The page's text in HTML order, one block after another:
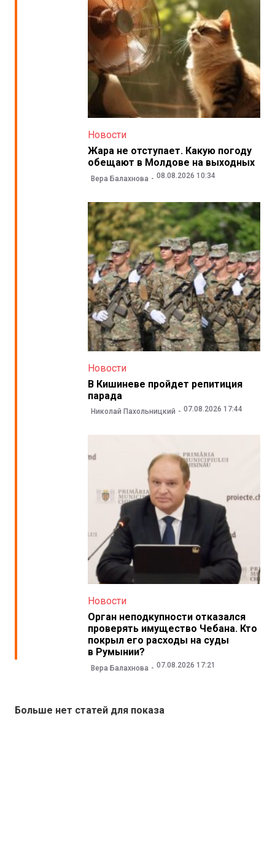
Новости
Жара не отступает. Какую погоду
обещают в Молдове на выходных
Вера Балахнова 08.08.2026 10:34
Новости
В Кишиневе пройдет репитиция
парада
Николай Пахольницкий 07.08.2026 17:44
Новости
Орган неподкупности отказался
проверять имущество Чебана. Кто
покрыл его расходы на суды
в Румынии?
Вера Балахнова 07.08.2026 17:21
Больше нет статей для показа